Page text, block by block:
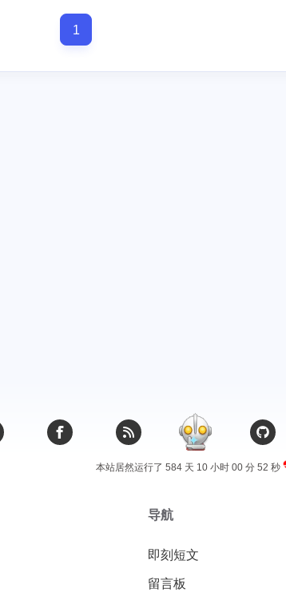
1
本站居然运行了 584 天 10 小时 00 分 53 秒
导航
即刻短文
留言板